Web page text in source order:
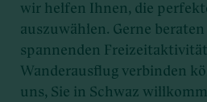
wir helfen Ihnen, die
auszuwählen. Gerne
spannenden
Wanderausflug verbinden
uns, Sie in Schwaz